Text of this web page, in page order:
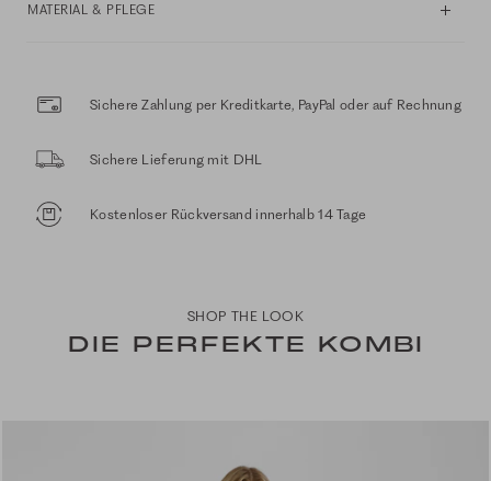
MATERIAL & PFLEGE
Sichere Zahlung per Kreditkarte, PayPal oder auf Rechnung
Sichere Lieferung mit DHL
Kostenloser Rückversand innerhalb 14 Tage
SHOP THE LOOK
DIE PERFEKTE KOMBI